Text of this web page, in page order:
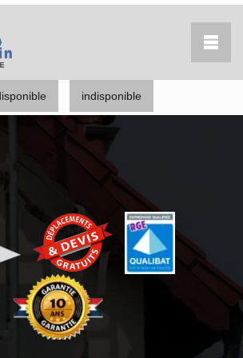
indisponible